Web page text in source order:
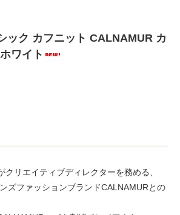
ック カフニット CALNAMUR カ
ワイト
クリエイティブディレクターを務める、
ズファッションブランドCALNAMURとの